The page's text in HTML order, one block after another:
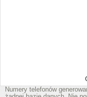
Numery telefonów